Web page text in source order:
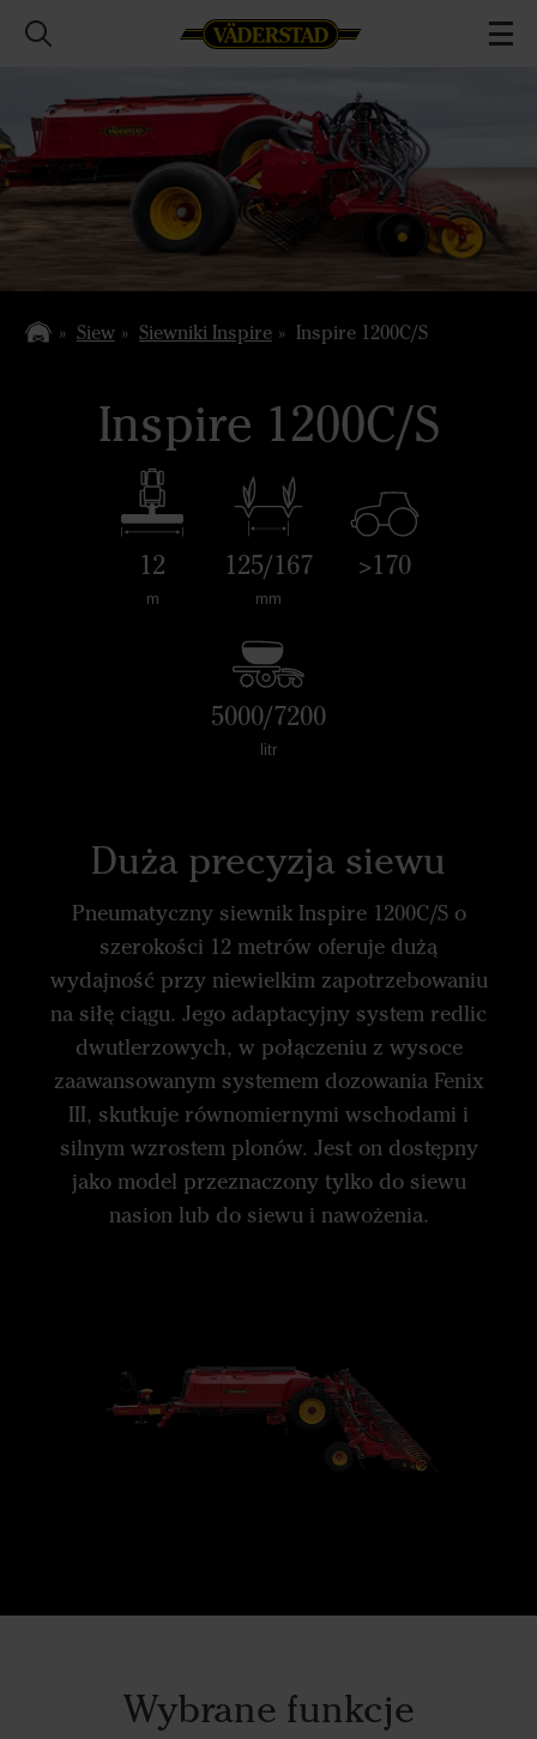
Siew Siewniki Inspire Inspire 1200C/S
Inspire 1200C/S
12
m
125/167
mm
>170
5000/7200
litr
Duża precyzja siewu
Pneumatyczny siewnik Inspire 1200C/S o
szerokości 12 metrów oferuje dużą
wydajność przy niewielkim zapotrzebowaniu
na siłę ciągu. Jego adaptacyjny system redlic
dwutlerzowych, w połączeniu z wysoce
zaawansowanym systemem dozowania Fenix
III, skutkuje równomiernymi wschodami i
silnym wzrostem plonów. Jest on dostępny
jako model przeznaczony tylko do siewu
nasion lub do siewu i nawożenia.
Wybrane funkcje